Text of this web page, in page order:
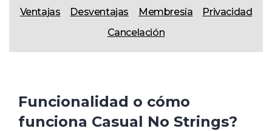
Ventajas Desventajas Membresía
Privacidad
Cancelación
Funcionalidad o cómo
funciona Casual No Strings?